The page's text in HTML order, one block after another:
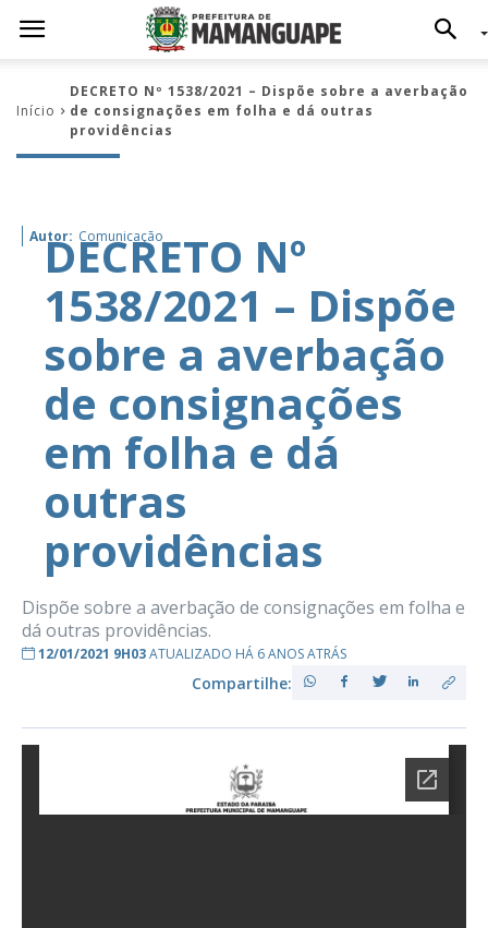
Início
DECRETO Nº 1538/2021 – Dispõe sobre a averbação
de consignações em folha e dá outras
providências
Autor: Comunicação
DECRETO Nº
1538/2021 – Dispõe
sobre a averbação
de consignações
em folha e dá
outras
providências
Dispõe sobre a averbação de consignações em folha e
dá outras providências.
12/01/2021 9H03ATUALIZADO HÁ 6 ANOS ATRÁS
Compartilhe: